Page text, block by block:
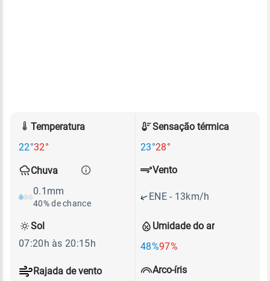
Temperatura
22°32°
Sensação térmica
23°28°
Chuva
0.1mm
40% de chance
Umidade do ar
48%97%
Vento
ENE - 13km/h
Rajada de vento
Sol
07:20h às 20:15h
Arco-íris